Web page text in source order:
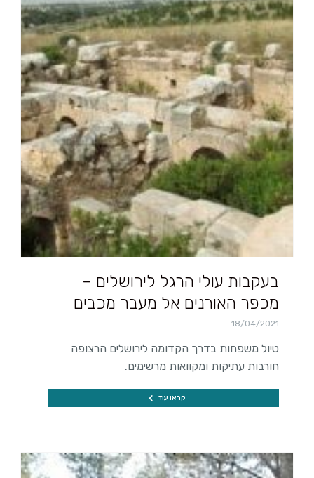
בעקבות עולי הרגל לירושלים –
מכפר האורנים אל מעבר מכבים
18/04/2021
טיול משפחות בדרך הקדומה לירושלים הרצופה
חורבות עתיקות ומקוואות מרשימים.
קראו עוד